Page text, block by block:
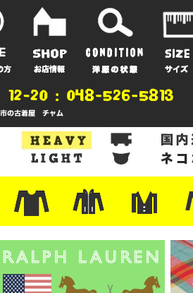
ラミチ
ンター
ーク
スタプレ
ックス/チノ
/つなぎ
ェット/ナイロ
・セントジェームス/ルミノア
・ロンT/サーマル/ラグビー・プリント/半袖/スウェット
・チャンピオン/リバース
・パーカー ・デニム/コットン
・アウトドア/フリース
・ジャージ/ナイロン
・ミリタリー/ワーク
・ウール/レザー
・スーツ/ジレ